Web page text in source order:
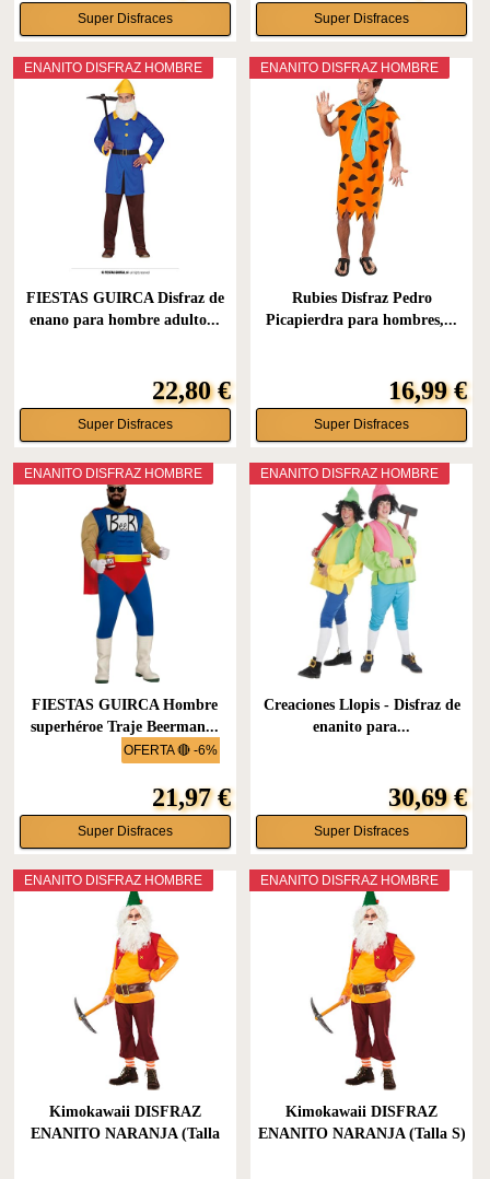
Super Disfraces Super Disfraces
ENANITO DISFRAZ HOMBRE
FIESTAS GUIRCA Disfraz de
enano para hombre adulto...
22,80 €
Super Disfraces
ENANITO DISFRAZ HOMBRE
Rubies Disfraz Pedro
Picapierdra para hombres,...
16,99 €
Super Disfraces
OFERTA 🔴 -6%
ENANITO DISFRAZ HOMBRE
FIESTAS GUIRCA Hombre
superhéroe Traje Beerman...
21,97 €
Super Disfraces
ENANITO DISFRAZ HOMBRE
Creaciones Llopis - Disfraz de
enanito para...
30,69 €
Super Disfraces
ENANITO DISFRAZ HOMBRE
Kimokawaii DISFRAZ
ENANITO NARANJA (Talla
ENANITO DISFRAZ HOMBRE
Kimokawaii DISFRAZ
ENANITO NARANJA (Talla S)